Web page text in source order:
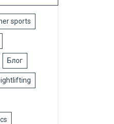
sports
Блог